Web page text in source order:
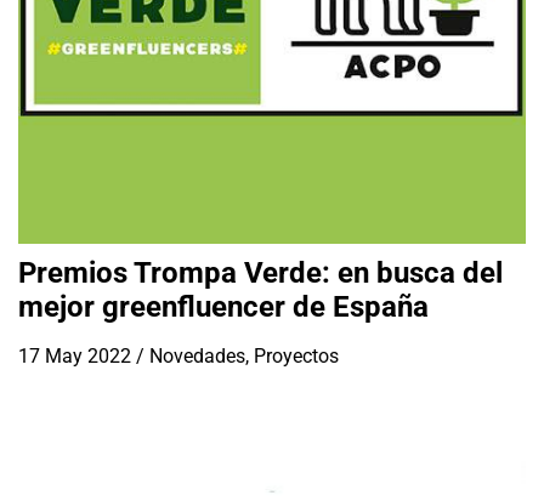
Premios Trompa Verde: en busca del
mejor greenfluencer de España
17 May 2022 / Novedades, Proyectos